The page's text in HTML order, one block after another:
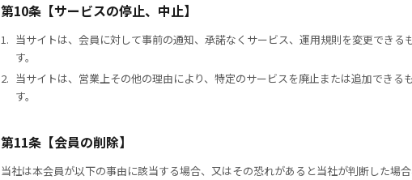
第10条【サービスの停止、中止】
1. 当サイトは、会員に対して事前の通知、承諾なくサービス、運用規則を変更できる
す。
2. 当サイトは、営業上その他の理由により、特定のサービスを廃止または追加できる
す。
第11条【会員の削除】
当社は本会員が以下の事由に該当する場合、又はその恐れがあると当社が判断した場